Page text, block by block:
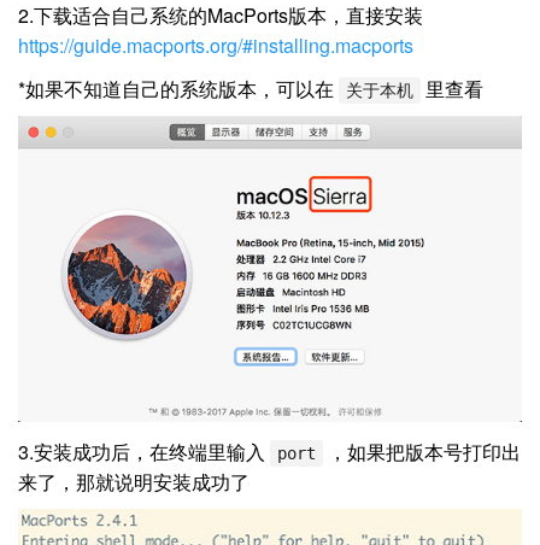
2.下载适合自己系统的MacPorts版本，直接安装
https://guide.macports.org/#installing.macports
*如果不知道自己的系统版本，可以在
关于本机 里查看
3.安装成功后，在终端里输入 port
，如果把版本号打印出
来了，那就说明安装成功了